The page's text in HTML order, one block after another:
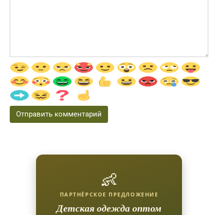
👶
ПАРТНЁРСКОЕ ПРЕДЛОЖЕНИЕ
Детская одежда оптом